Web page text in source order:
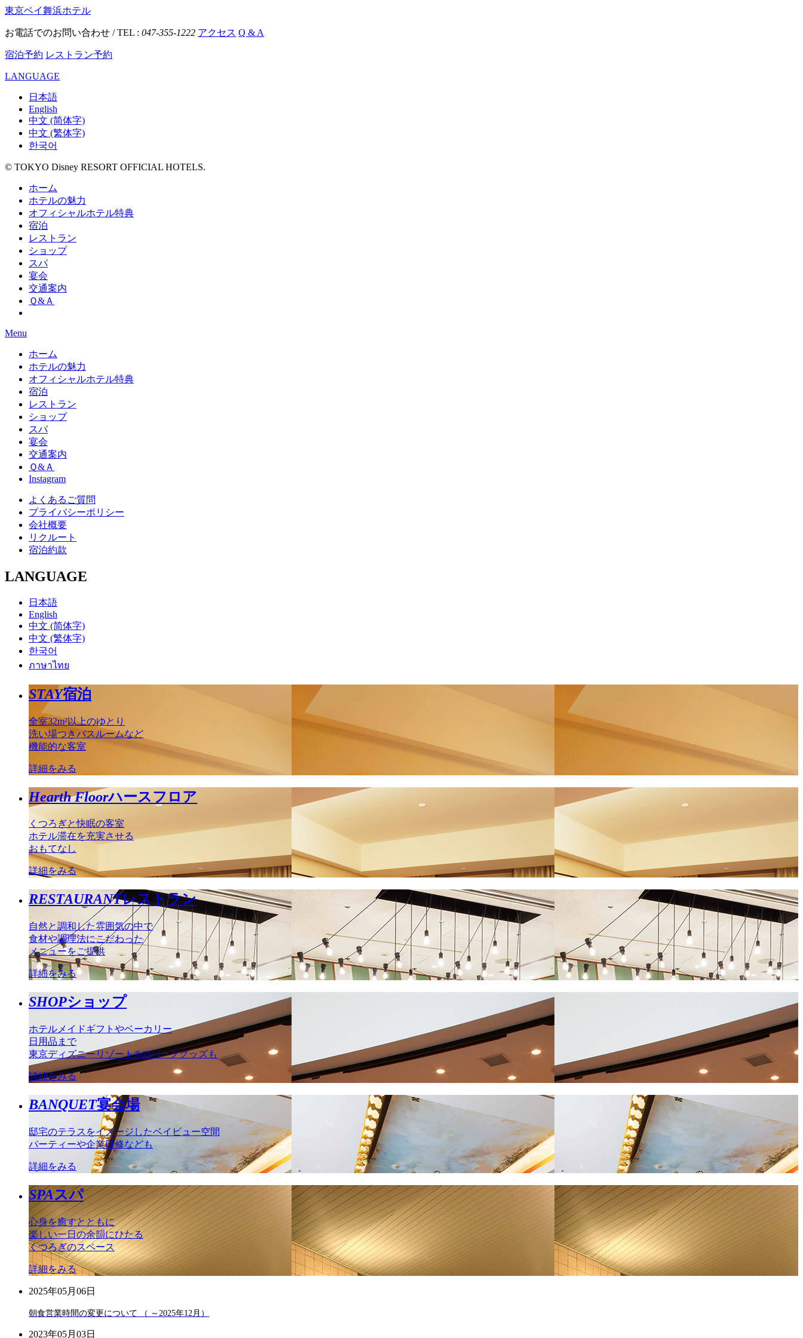
東京ベイ舞浜ホテル
お電話でのお問い合わせ / TEL : 047-355-1222 アクセス Q & A
宿泊予約 レストラン予約
LANGUAGE
日本語
English
中文 (简体字)
中文 (繁体字)
한국어
© TOKYO Disney RESORT OFFICIAL HOTELS.
ホーム
ホテルの魅力
オフィシャルホテル特典
宿泊
レストラン
ショップ
スパ
宴会
交通案内
Ｑ&Ａ
Menu
ホーム
ホテルの魅力
オフィシャルホテル特典
宿泊
レストラン
ショップ
スパ
宴会
交通案内
Ｑ&Ａ
Instagram
よくあるご質問
プライバシーポリシー
会社概要
リクルート
宿泊約款
LANGUAGE
日本語
English
中文 (简体字)
中文 (繁体字)
한국어
ภาษาไทย
STAY宿泊
全室32m²以上のゆとり
洗い場つきバスルームなど
機能的な客室
詳細をみる
Hearth Floorハースフロア
くつろぎと快眠の客室
ホテル滞在を充実させる
おもてなし
詳細をみる
RESTAURANTレストラン
自然と調和した雰囲気の中で
食材や調理法にこだわった
メニューをご提供
詳細をみる
SHOPショップ
ホテルメイドギフトやベーカリー
日用品まで
東京ディズニーリゾート®のパークグッズも
詳細をみる
BANQUET宴会場
邸宅のテラスをイメージしたベイビュー空間
パーティーや企業研修なども
詳細をみる
SPAスパ
心身を癒すとともに
楽しい一日の余韻にひたる
くつろぎのスペース
詳細をみる
2025年05月06日
朝食営業時間の変更について （ ～2025年12月）
2023年05月03日